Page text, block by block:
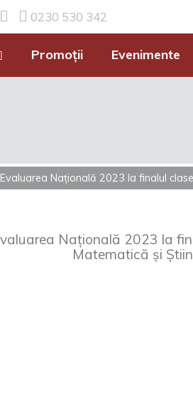
0230 530 342
Promoții Evenimente
Evaluarea Națională 2023 la finalul